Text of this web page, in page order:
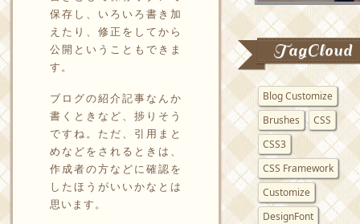
保存し、いろいろ書き加
えたり、修正をしてから
公開ということもできま
す。
ブログの紹介記事なんか
書くときなど、捗りそう
ですね。ただ、引用まと
めなどをされるときは、
作成者の方などに確認を
したほうがいいかなとは
思います。
TagCloud
Blog Customize
Brushes
CSS
CSS3
CSS Framework
Customize
DesignFont